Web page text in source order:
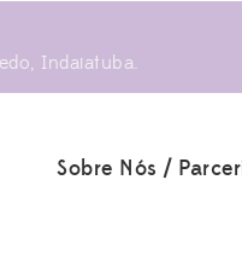
Indaiatuba.
Sobre Nós /